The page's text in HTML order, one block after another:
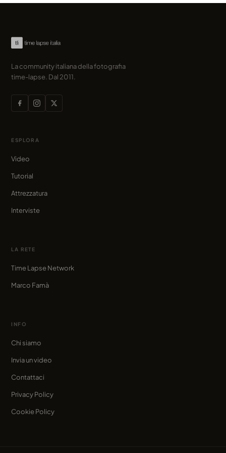
La community italiana della fotografia
time-lapse. Dal 2011.
ESPLORA
Video
Tutorial
Attrezzatura
Interviste
LA RETE
Time Lapse Network
Marco Famà
INFO
Chi siamo
Invia un video
Contattaci
Privacy Policy
Cookie Policy